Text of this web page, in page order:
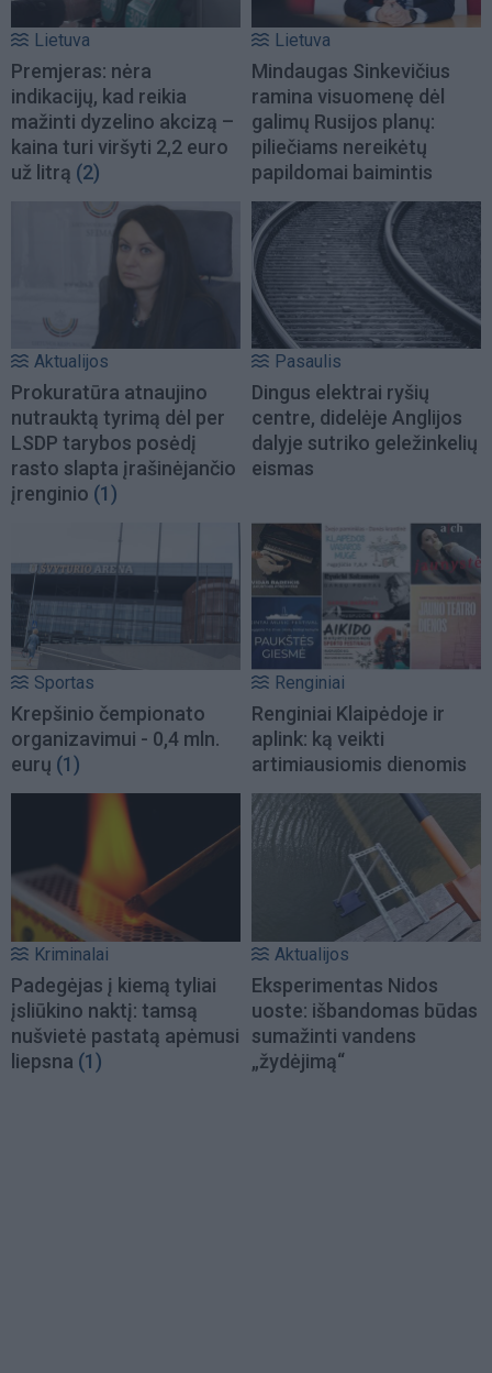
Lietuva
Premjeras: nėra
indikacijų, kad reikia
mažinti dyzelino akcizą –
kaina turi viršyti 2,2 euro
už litrą (2)
Lietuva
Mindaugas Sinkevičius
ramina visuomenę dėl
galimų Rusijos planų:
piliečiams nereikėtų
papildomai baimintis
Aktualijos
Prokuratūra atnaujino
nutrauktą tyrimą dėl per
LSDP tarybos posėdį
rasto slapta įrašinėjančio
įrenginio (1)
Pasaulis
Dingus elektrai ryšių
centre, didelėje Anglijos
dalyje sutriko geležinkelių
eismas
Sportas
Krepšinio čempionato
organizavimui - 0,4 mln.
eurų (1)
Renginiai
Renginiai Klaipėdoje ir
aplink: ką veikti
artimiausiomis dienomis
Kriminalai
Padegėjas į kiemą tyliai
įsliūkino naktį: tamsą
nušvietė pastatą apėmusi
liepsna (1)
Aktualijos
Eksperimentas Nidos
uoste: išbandomas būdas
sumažinti vandens
„žydėjimą“